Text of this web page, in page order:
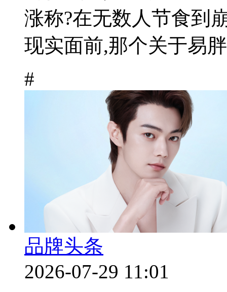
涨称?在无数人节食到
现实面前,那个关于易
#
品牌头条
2026-07-29 11:01